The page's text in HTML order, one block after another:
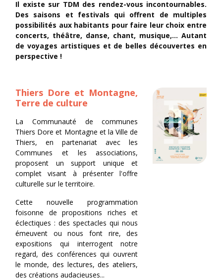
Il existe sur TDM des rendez-vous incontournables.
Des saisons et festivals qui offrent de multiples
possibilités aux habitants pour faire leur choix entre
concerts, théâtre, danse, chant, musique,… Autant
de voyages artistiques et de belles découvertes en
perspective !
Thiers Dore et Montagne,
Terre de culture
La Communauté de communes
Thiers Dore et Montagne et laVille de
Thiers, en partenariat avec les
Communes et les associations,
proposent un support unique et
complet visant à présenter l'offre
culturelle sur le territoire.
Cette nouvelle programmation
foisonne de propositions riches et
éclectiques : des spectacles qui nous
émeuvent ou nous font rire, des
expositions qui interrogent notre
regard, des conférences qui ouvrent
le monde, des lectures, des ateliers,
des créations audacieuses...